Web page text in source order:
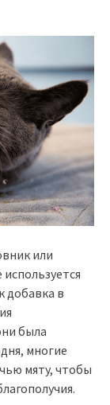
или
добавка в
была
многие
мяту, чтобы